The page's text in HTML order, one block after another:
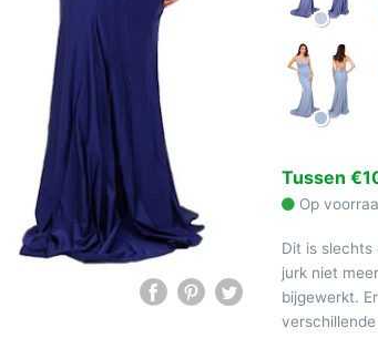
Tussen
Op
Dit is slechts
jurk niet
bijgewerkt.